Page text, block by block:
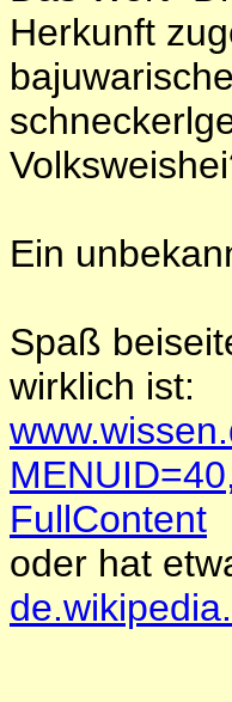
Herkunft
Ein
Spaß
wirklich ist:
FullContent
oder hat